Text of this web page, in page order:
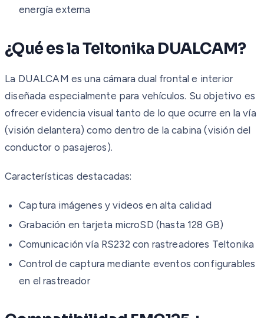
energía externa
¿Qué es la Teltonika DUALCAM?
La DUALCAM es una cámara dual frontal e interior
diseñada especialmente para vehículos. Su objetivo es
ofrecer evidencia visual tanto de lo que ocurre en la vía
(visión delantera) como dentro de la cabina (visión del
conductor o pasajeros).
Características destacadas:
Captura imágenes y videos en alta calidad
Grabación en tarjeta microSD (hasta 128 GB)
Comunicación vía RS232 con rastreadores Teltonika
Control de captura mediante eventos configurables
en el rastreador